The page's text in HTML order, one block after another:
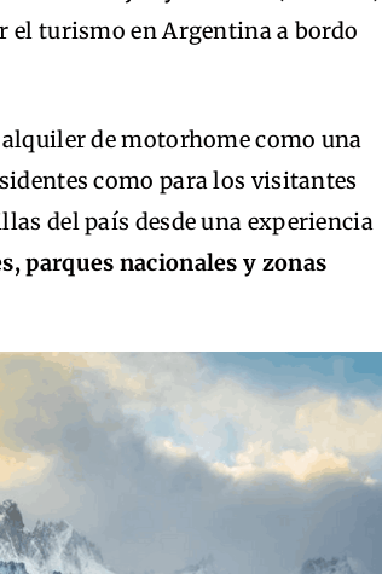
el turismo en Argentina a bordo
de motorhome como una
como para los visitantes
del país desde una experiencia
parques nacionales y zonas